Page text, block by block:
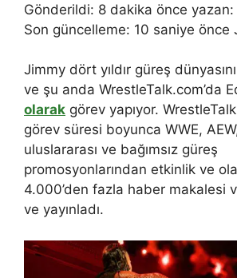
Gönderildi: 8 dakika önce yazan:
Son güncelleme: 10 saniye önce
Jimmy dört yıldır güreş
ve şu anda WrestleTalk.com’da
olarak görev yapıyor.
görev süresi boyunca WWE,
uluslararası ve bağımsız güreş
promosyonlarından etkinlik ve
4.000’den fazla haber makalesi
ve yayınladı.